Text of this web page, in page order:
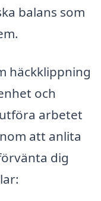
balans som
häckklippning
och
arbetet
att anlita
dig